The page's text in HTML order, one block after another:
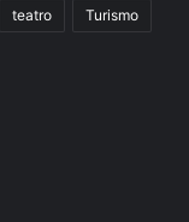
teatro Turismo